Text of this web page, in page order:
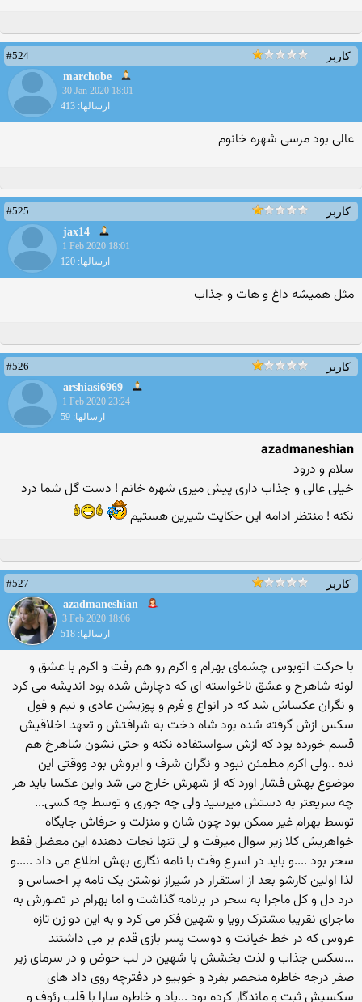
کاربر
#524
marchobe
30 Jan 2020 18:01
ارسالها: 413
عالی بود مرسی شهره خانوم
کاربر
#525
jax14
1 Feb 2020 18:01
ارسالها: 120
مثل همیشه داغ و هات و جذاب
کاربر
#526
arshiasi6969
1 Feb 2020 23:24
ارسالها: 59
azadmaneshian
سلام و درود
خیلی عالی و جذاب داری پیش میری شهره خانم ! دست گل شما درد
نکنه ! منتظر ادامه این حکایت شیرین هستیم
کاربر
#527
azadmaneshian
3 Feb 2020 18:06
ارسالها: 518
با حرکت اتوبوس چشمای بهرام و اکرم رو هم رفت و اکرم با عشق و
لونه شاهرح و عشق ناخواسته ای که دچارش شده بود اندیشه می کرد
و نگران عکساش شد که در انواع و فرم و پوزیشن عادی و نیم و فول
سکس ازش گرفته شده بود شاه دخت به شرافتش و تعهد اخلاقیش
قسم خورده بود که ازش سواستفاده نکنه و حتی نشون شاهرخ هم
نده ..ولی اکرم مطمئن نبود و نگران شرف و ابروش بود ووقتی این
موضوع بهش فشار اورد که از شهرش خارج می شد واین عکسا باید هر
چه سریعتر به دستش میرسید ولی چه جوری و توسط چه کسی...
توسط بهرام غیر ممکن بود چون شان و منزلت و حرفاش جایگاه
خواهریش کلا زیر سوال میرفت و لی تنها نجات دهنده این معضل فقط
سحر بود ....و باید در اسرع وقت با نامه نگاری بهش اطلاع می داد .....و
لذا اولین کارشو بعد از استقرار در شیراز نوشتن یک نامه پر احساس و
درد دل و کل ماجرا به سحر در برنامه گذاشت و اما بهرام در تصورش به
ماجرای نقریبا مشترک رویا و شهین فکر می کرد و به این دو زن تازه
عروس که در خط خیانت و دوست پسر بازی قدم بر می داشتند
...سکس جذاب و لذت بخشش با شهین در لب حوض و در سرمای زیر
صفر درجه خاطره منحصر بفرد و خوبیو در دفترچه روی داد های
سکسیش ثبت و ماندگار کرده بود ...یاد و خاطره سارا با قلب رئوف و